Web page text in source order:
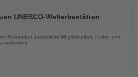
UNESCO-Welterbestätten
Reisenden zusätzliche Möglichkeiten, Kultur- und
verbinden